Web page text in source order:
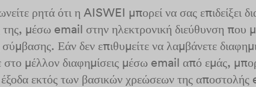
ρητά ότι η AISWEI μπορεί να σας επιδείξει
της, μέσω email στην ηλεκτρονική διεύθυνση που
Εάν δεν επιθυμείτε να λαμβάνετε
στο μέλλον διαφημίσεις μέσω email από εμάς,
εκτός των βασικών χρεώσεων της